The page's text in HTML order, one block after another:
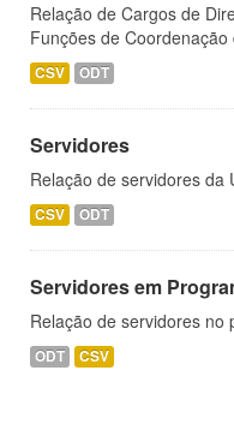
Relação de Cargos de
Funções de
CSV ODT
Servidores
Relação de servidores da
CSV ODT
Servidores em
Relação de servidores no
ODT CSV